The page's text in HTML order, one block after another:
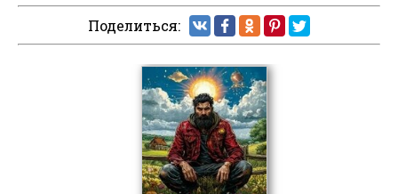
Поделиться: